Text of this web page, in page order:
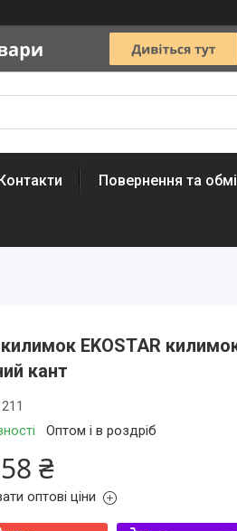
Повернення та
килимок EKOSTAR
кант
Оптом і в роздріб
₴
оптові ціни